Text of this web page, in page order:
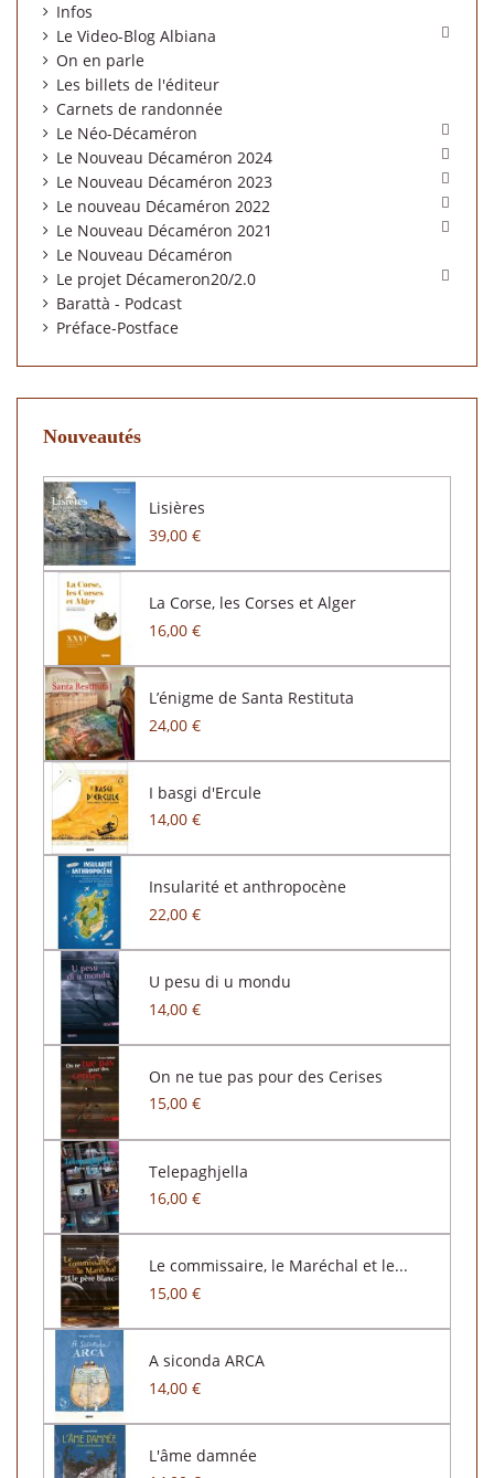
Infos
Le Video-Blog Albiana

On en parle
Les billets de l'éditeur
Carnets de randonnée
Le Néo-Décaméron

Le Nouveau Décaméron 2024 
Le Nouveau Décaméron 2023 
Le nouveau Décaméron 2022 
Le Nouveau Décaméron 2021 
Le Nouveau Décaméron
Le projet Décameron20/2.0

Barattà - Podcast
Préface-Postface
Nouveautés
Lisières
39,00 €
La Corse, les Corses et Alger
16,00 €
L’énigme de Santa Restituta
24,00 €
I basgi d'Ercule
14,00 €
Insularité et anthropocène
22,00 €
U pesu di u mondu
14,00 €
On ne tue pas pour des Cerises
15,00 €
Telepaghjella
16,00 €
Le commissaire, le Maréchal et le...
15,00 €
A siconda ARCA
14,00 €
L'âme damnée